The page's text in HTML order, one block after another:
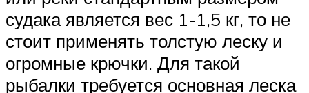
судака является вес 1-1,5 кг, то не
стоит применять толстую леску и
огромные крючки. Для такой
рыбалки требуется основная леска